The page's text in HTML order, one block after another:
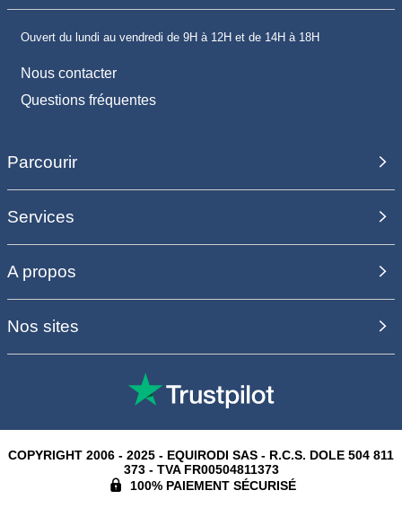
Ouvert du lundi au vendredi de 9H à 12H et de 14H à 18H
Nous contacter
Questions fréquentes
Parcourir
Services
A propos
Nos sites
COPYRIGHT 2006 - 2025 - EQUIRODI SAS - R.C.S. DOLE 504 811
373 - TVA FR00504811373
100% PAIEMENT SÉCURISÉ